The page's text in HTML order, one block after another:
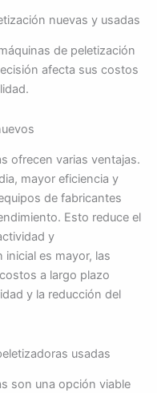
nuevas y usadas
de peletización
afecta sus costos
ofrecen varias ventajas.
mayor eficiencia y
de fabricantes
Esto reduce el
y
inicial es mayor, las
a largo plazo
y la reducción del
usadas
son una opción viable